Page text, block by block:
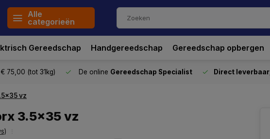
Alle
categorieën
Gereedschap Handgereedschap Gereedschap opbergen
75,00 (tot 31kg) De online Gereedschap Specialist Direct leverbaar
vz
3.5x35 vz